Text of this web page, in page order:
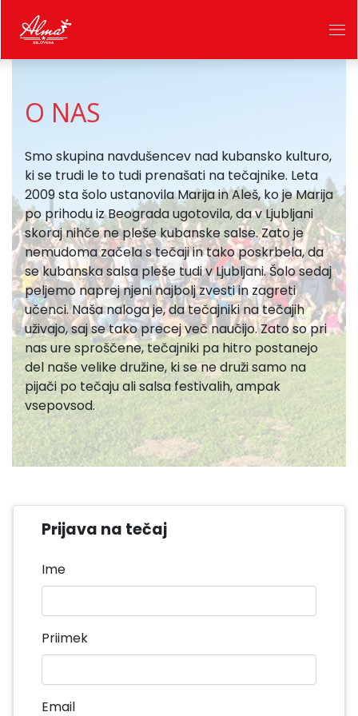
O NAS
Smo skupina navdušencev nad kubansko kulturo,
ki se trudi le to tudi prenašati na tečajnike. Leta
2009 sta šolo ustanovila Marija in Aleš, ko je Marija
po prihodu iz Beograda ugotovila, da v Ljubljani
skoraj nihče ne pleše kubanske salse. Zato je
nemudoma začela s tečaji in tako poskrbela, da
se kubanska salsa pleše tudi v Ljubljani. Šolo sedaj
peljemo naprej njeni najbolj zvesti in zagreti
učenci. Naša naloga je, da tečajniki na tečajih
uživajo, saj se tako precej več naučijo. Zato so pri
nas ure sproščene, tečajniki pa hitro postanejo
del naše velike družine, ki se ne druži samo na
pijači po tečaju ali salsa festivalih, ampak
vsepovsod.
Prijava na tečaj
Ime
Priimek
Email